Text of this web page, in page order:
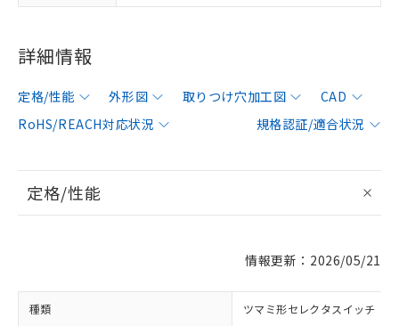
詳細情報
定格/性能 外形図 取りつけ穴加工図
CAD
RoHS/REACH対応状況
規格認証/適合状況
定格/性能
情報更新：2026/05/21
種類 ツマミ形セレクタスイッチ